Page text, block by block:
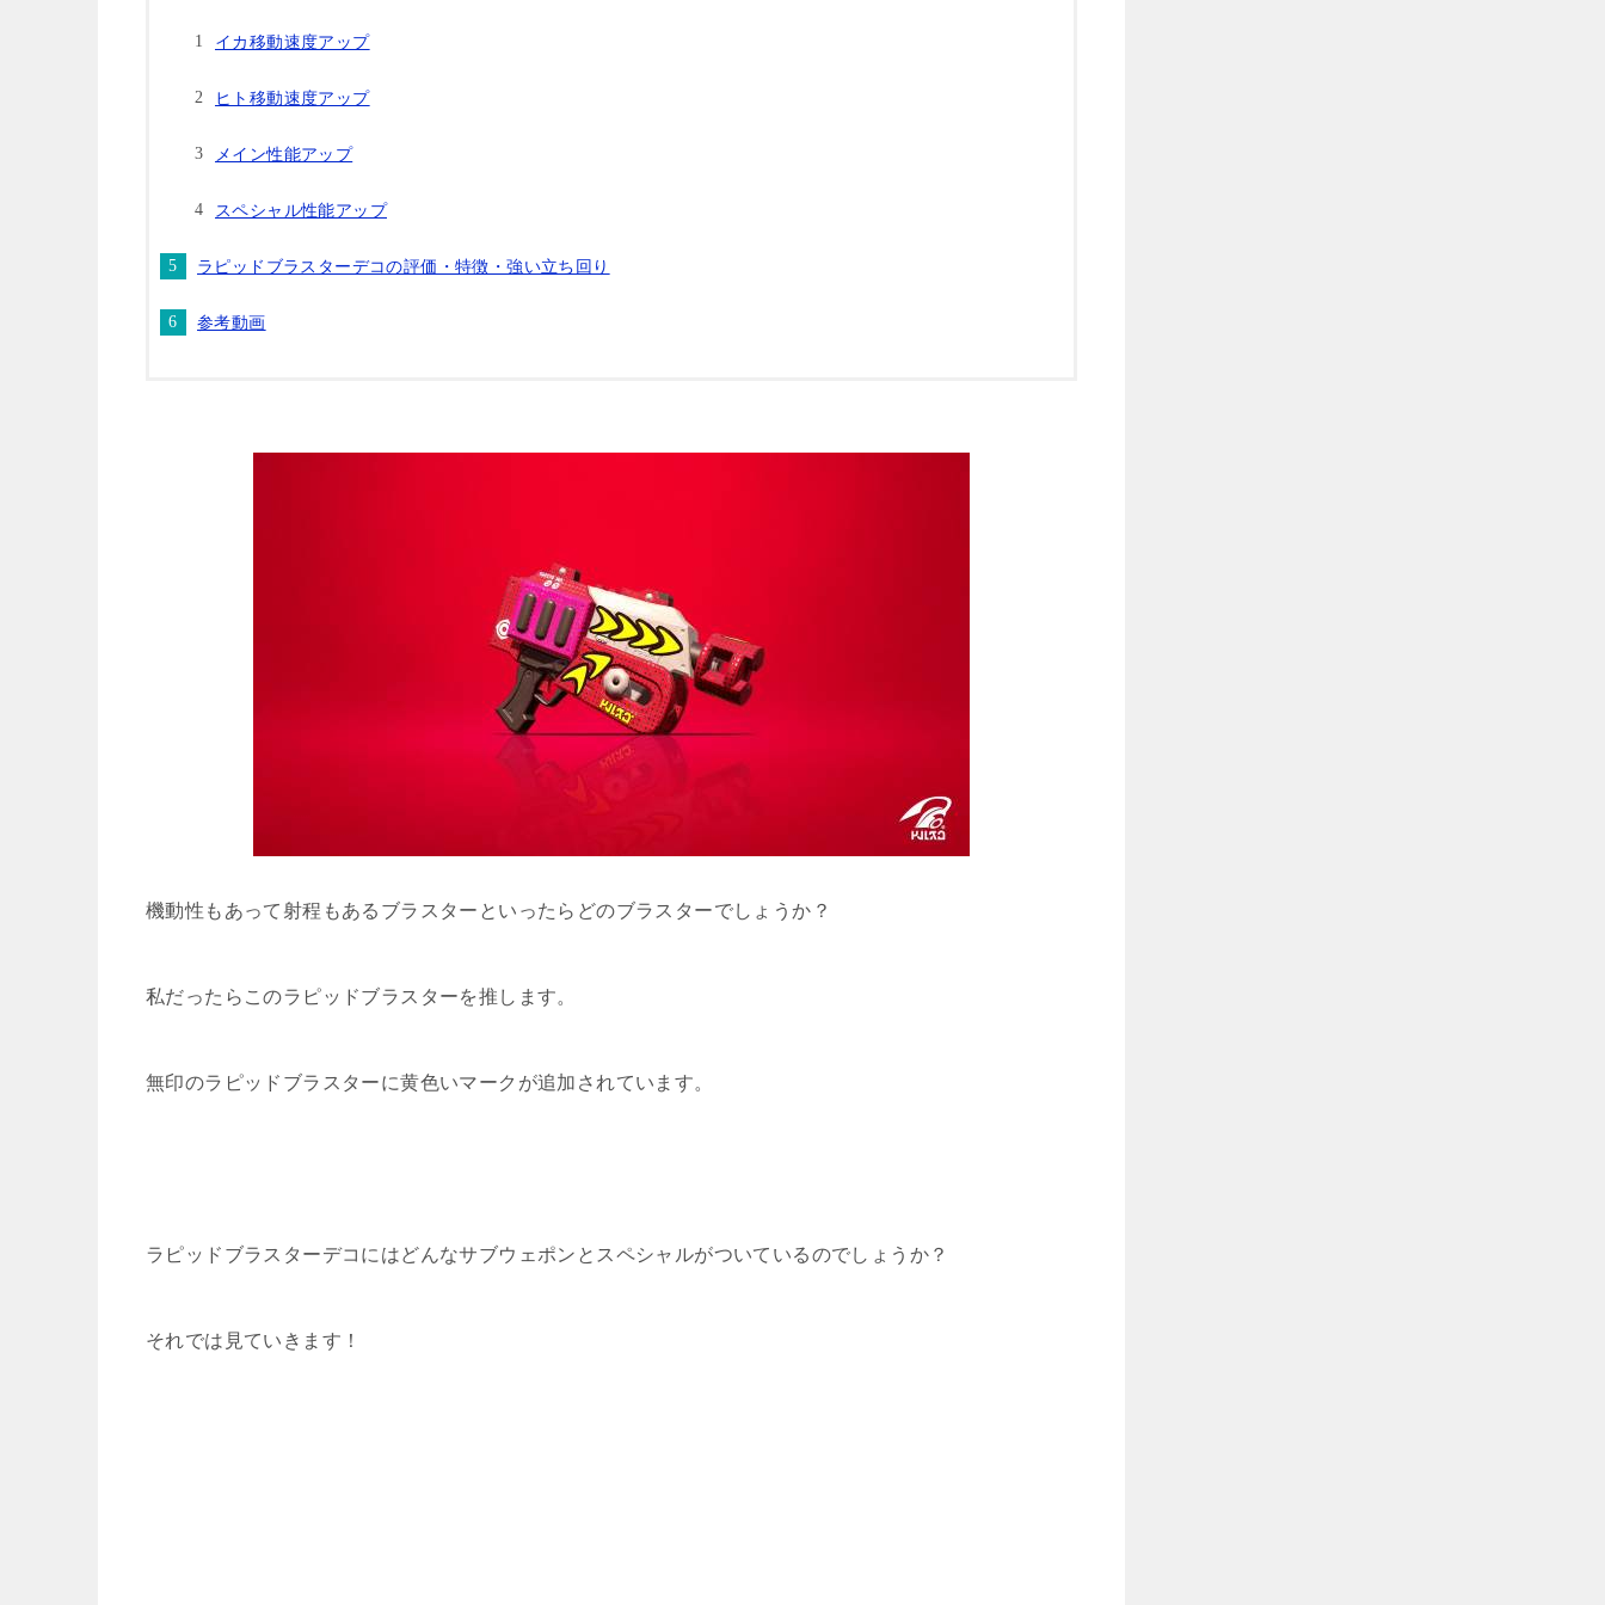
イカ移動速度アップ
ヒト移動速度アップ
メイン性能アップ
スペシャル性能アップ
ラピッドブラスターデコの評価・特徴・強い立ち回り
参考動画
機動性もあって射程もあるブラスターといったらどのブラスターでしょうか？
私だったらこのラピッドブラスターを推します。
無印のラピッドブラスターに黄色いマークが追加されています。
ラピッドブラスターデコにはどんなサブウェポンとスペシャルがついているのでしょうか？
それでは見ていきます！